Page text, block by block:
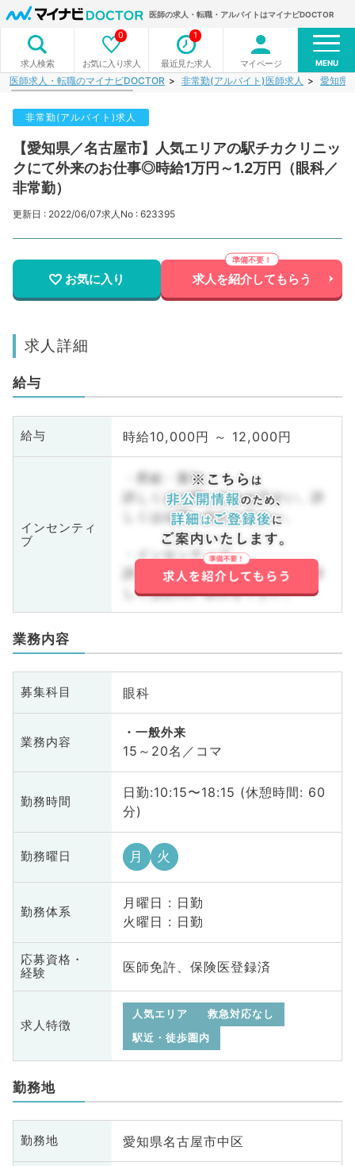
医師の求人・転職・アルバイトはマイナビDOCTOR
求人検索 お気に入り求人
0
最近見た求人
1
マイページ MENU
医師求人・転職のマイナビDOCTOR 非常勤(アルバイト)医師求人 愛知県
非常勤(アルバイト)求人
【愛知県／名古屋市】人気エリアの駅チカクリニッ
クにて外来のお仕事◎時給1万円～1.2万円（眼科／
非常勤）
更新日 : 2022/06/07求人No : 623395
お気に入り 求人を紹介してもらう
求人詳細
給与
給与 時給10,000円 ～ 12,000円
インセンティ
ブ
・昇給・賞与
詳しくはお問い合わせ下さい。詳
しくはお問い合わせ下さい。
・インセンティブ
詳しくはお問い合わせ下さい。詳
しくはお問い合わせ下さい。
業務内容
募集科目 眼科
業務内容
一般外来
15～20名／コマ
勤務時間
日勤:10:15〜18:15 (休憩時間: 60
分)
勤務曜日 月 火
勤務体系
月曜日 : 日勤
火曜日 : 日勤
応募資格・
経験
医師免許、保険医登録済
求人特徴
人気エリア
救急対応なし
駅近・徒歩圏内
勤務地
勤務地 愛知県名古屋市中区